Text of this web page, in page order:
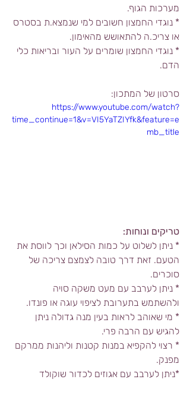
מערכות הגוף.
* נוגדי החמצון חשובים למי שנמצא.ת בסטרס
או צריכ.ה להתאושש מהאימון.
* נוגדי החמצון שומרים על העור ובריאות כלי
הדם.
סרטון של המתכון:
https://www.youtube.com/watch?
time_continue=1&v=VI5YaTZIYfk&feature=e
mb_title
טריקים ונוחות:
* ניתן לשלוט על כמות הסילאן וכך לווסת את
הטעם. זאת דרך טובה לצמצם צריכה של
סוכרים.
* ניתן לערבב עם מעט משקה סויה
ולהשתמש בתערובת לציפוי עוגה או פונדו.
* מי שאוהב לראות בעין מנה גדולה ניתן
להגיש עם הרבה פרי.
* רצוי להקפיא במנות קטנות וליהנות ממרקם
מפנק.
*ניתן לערבב עם אגוזים לכדור שוקולד